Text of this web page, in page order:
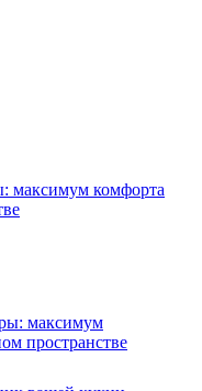
максимум
пространстве